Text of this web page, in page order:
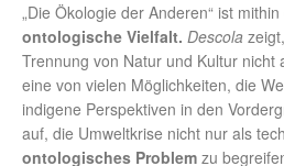
„Die Ökologie der Anderen“ ist mithin
ontologische Vielfalt. Descola
Trennung von Natur und Kultur nicht
eine von vielen Möglichkeiten, die
indigene Perspektiven in den
auf, die Umweltkrise nicht nur als
ontologisches Problem zu